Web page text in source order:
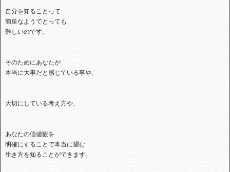
自分を知ることって
簡単なようでとっても
難しいのです。
そのためにあなたが
本当に大事だと感じている事や、
大切にしている考え方や、
あなたの価値観を
明確にすることで本当に望む
生き方を知ることができます。